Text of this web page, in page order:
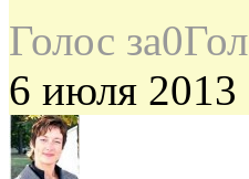
Голос за0
6 июля 2013